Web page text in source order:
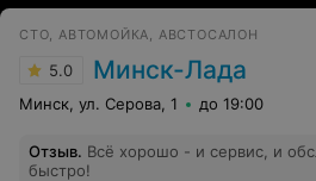
СТО, АВТОМОЙКА, АВСТОСАЛОН
5.0 Минск-Лада
Минск, ул. Серова, 1 до 19:00
Отзыв. Всё хорошо - и сервис, и
быстро!